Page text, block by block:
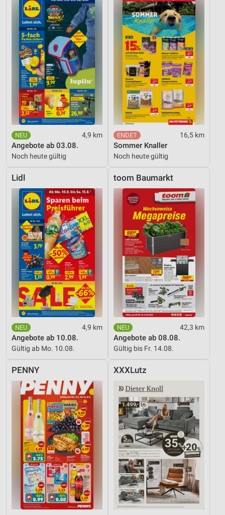
4,9 km
Angebote ab 03.08.
Noch heute gültig
16,5 km
Sommer Knaller
Noch heute gültig
Lidl
4,9 km
Angebote ab 10.08.
Gültig ab Mo. 10.08.
toom Baumarkt
42,3 km
Angebote ab 08.08.
Gültig bis Fr. 14.08.
PENNY XXXLutz